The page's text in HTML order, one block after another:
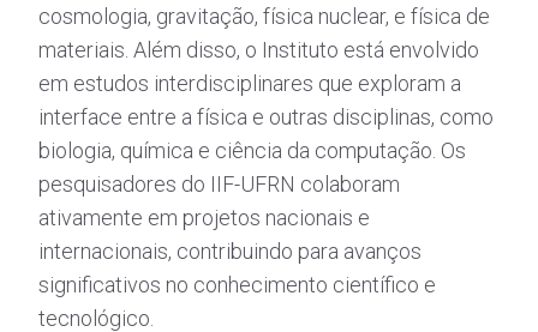
cosmologia, gravitação, física nuclear, e física de
materiais. Além disso, o Instituto está envolvido
em estudos interdisciplinares que exploram a
interface entre a física e outras disciplinas, como
biologia, química e ciência da computação. Os
pesquisadores do IIF-UFRN colaboram
ativamente em projetos nacionais e
internacionais, contribuindo para avanços
significativos no conhecimento científico e
tecnológico.